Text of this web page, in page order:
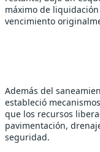
máximo de
vencimiento
Además del
estableció
que los recursos
pavimentación,
seguridad.